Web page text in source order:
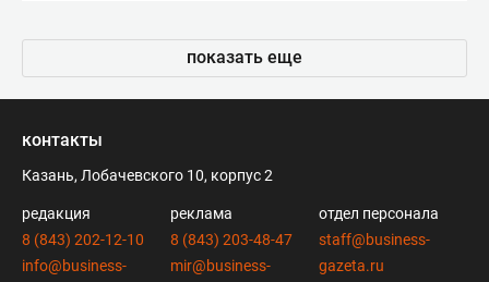
показать еще
контакты
Казань, Лобачевского 10, корпус 2
редакция
8 (843) 202-12-10
info@business-
реклама
8 (843) 203-48-47
mir@business-
отдел персонала
staff@business-
gazeta.ru